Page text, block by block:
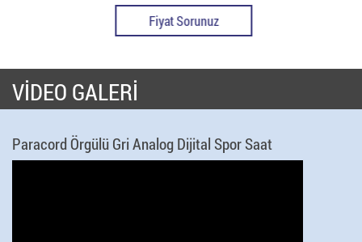
Fiyat Sorunuz
VİDEO GALERİ
Paracord Örgülü Gri Analog Dijital Spor Saat